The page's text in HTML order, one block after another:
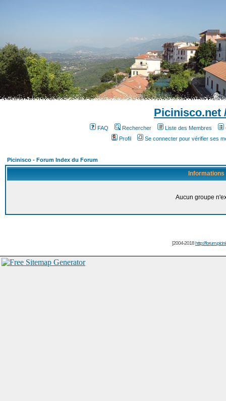
Picinisco.net
FAQ Rechercher Liste des Membres
Profil
Se connecter pour vérifier ses
Picinisco - Forum Index du Forum
Informations
Aucun groupe
[2004-2018http://